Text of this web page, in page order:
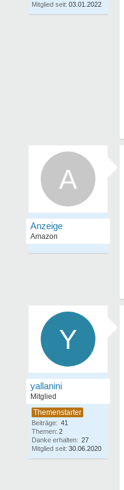
Mitglied seit: 03.01.2022
A
Y
yallanini
Mitglied
Beiträge: 41
Themen: 2
Danke erhalten: 27
Mitglied seit: 30.06.2020